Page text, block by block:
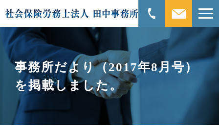
事務所だより（2017年8月号）
を掲載しました。